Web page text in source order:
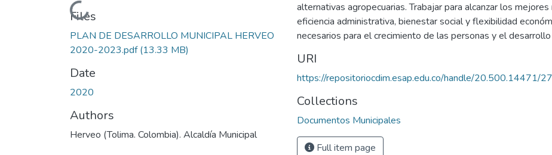
Loading...
Files
PLAN DE DESARROLLO MUNICIPAL HERVEO
2020-2023.pdf(13.33 MB)
Date
2020
Authors
Herveo (Tolima. Colombia). Alcaldía Municipal
alternativas agropecuarias. Trabajar para alcanzar los
eficiencia administrativa, bienestar social y flexibilidad
necesarios para el crecimiento de las personas y el
URI
https://repositoriocdim.esap.edu.co/handle/20.500.14471/
Collections
Documentos Municipales
Full item page